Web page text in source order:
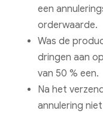
een
orderwaarde.
Was de
dringen aan
van 50 % een.
Na het
annulering